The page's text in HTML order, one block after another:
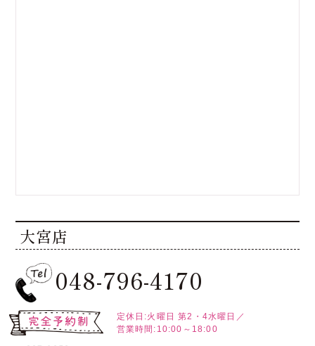
大宮店
048-796-4170
定休日:火曜日 第2・4水曜日／
営業時間:10:00～18:00